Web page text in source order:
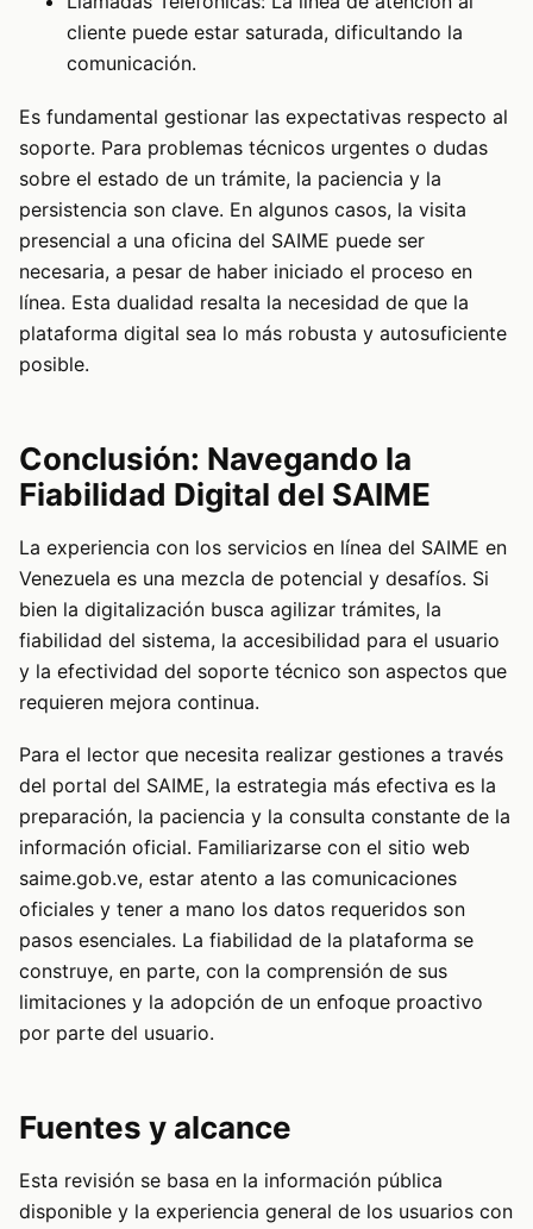
cliente puede estar saturada, dificultando la
comunicación.
Es fundamental gestionar las expectativas respecto al
soporte. Para problemas técnicos urgentes o dudas
sobre el estado de un trámite, la paciencia y la
persistencia son clave. En algunos casos, la visita
presencial a una oficina del SAIME puede ser
necesaria, a pesar de haber iniciado el proceso en
línea. Esta dualidad resalta la necesidad de que la
plataforma digital sea lo más robusta y autosuficiente
posible.
Conclusión: Navegando la
Fiabilidad Digital del SAIME
La experiencia con los servicios en línea del SAIME en
Venezuela es una mezcla de potencial y desafíos. Si
bien la digitalización busca agilizar trámites, la
fiabilidad del sistema, la accesibilidad para el usuario
y la efectividad del soporte técnico son aspectos que
requieren mejora continua.
Para el lector que necesita realizar gestiones a través
del portal del SAIME, la estrategia más efectiva es la
preparación, la paciencia y la consulta constante de la
información oficial. Familiarizarse con el sitio web
saime.gob.ve, estar atento a las comunicaciones
oficiales y tener a mano los datos requeridos son
pasos esenciales. La fiabilidad de la plataforma se
construye, en parte, con la comprensión de sus
limitaciones y la adopción de un enfoque proactivo
por parte del usuario.
Fuentes y alcance
Esta revisión se basa en la información pública
disponible y la experiencia general de los usuarios con